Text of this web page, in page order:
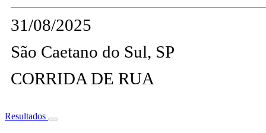
31/08/2025
São Caetano do Sul, SP
CORRIDA DE RUA
Resultados